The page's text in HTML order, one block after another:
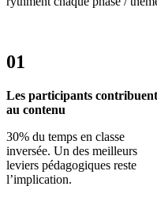
01
Les participants contribuent
au contenu
30% du temps en classe
inversée. Un des meilleurs
leviers pédagogiques reste
l’implication.